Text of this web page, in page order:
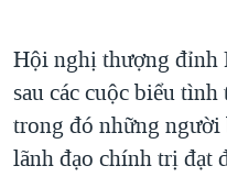
THỂ THAO
GIÁO DỤC
CHI PHÍ CHIẾN TRANH
CÁC GIÁ TRỊ CỘNG
THƯỢNG ĐỈNH TRUMP-
Hội nghị thượng đỉnh
sau các cuộc biểu
trong đó những
lãnh đạo chính trị đạt